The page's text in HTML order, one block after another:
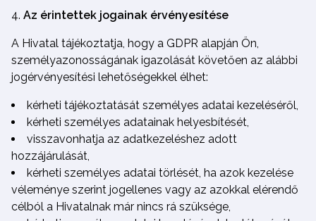
Az érintettek jogainak érvényesítése
A Hivatal tájékoztatja, hogy a GDPR alapján Ön,
személyazonosságának igazolását követően az alábbi
jogérvényesítési lehetőségekkel élhet:
kérheti tájékoztatását személyes adatai kezeléséről,
kérheti személyes adatainak helyesbítését,
visszavonhatja az adatkezeléshez adott
hozzájárulását,
kérheti személyes adatai törlését, ha azok kezelése
véleménye szerint jogellenes vagy az azokkal elérendő
célból a Hivatalnak már nincs rá szüksége,